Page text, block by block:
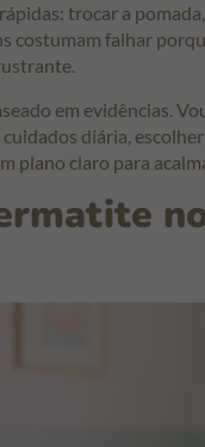
trocar a
costumam falhar
em evidências.
diária,
plano claro para